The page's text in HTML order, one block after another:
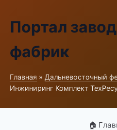
Портал
фабрик
Главная » Дальневосточный
Инжиниринг Комплект
🏠